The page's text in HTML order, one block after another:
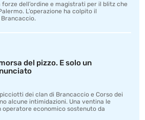
dell’ordine e magistrati per il blitz che
L’operazione ha colpito il
del pizzo. E solo un
dei clan di Brancaccio e Corso dei
alcune intimidazioni. Una ventina le
economico sostenuto da